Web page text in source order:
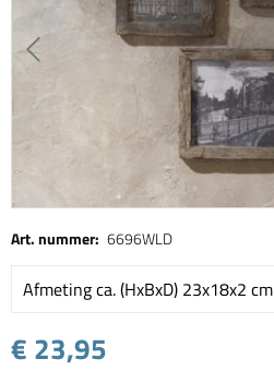
Art. nummer: 6696WLD
Afmeting ca. (HxBxD) 23x18x2 cm
€ 23,95